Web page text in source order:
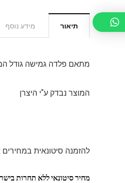
תיאור מידע נוסף
מתאם פלדה גמישה גודל
המוצר נבדק ע"י היצרן
להזמנה סיטונאית במחירים
מחיר סיטונאי ללא תחרות